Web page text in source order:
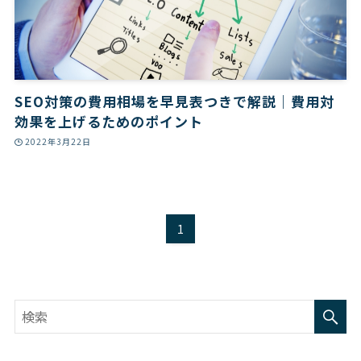
SEO対策の費用相場を早見表つきで解説｜費用対
効果を上げるためのポイント
2022年3月22日
1